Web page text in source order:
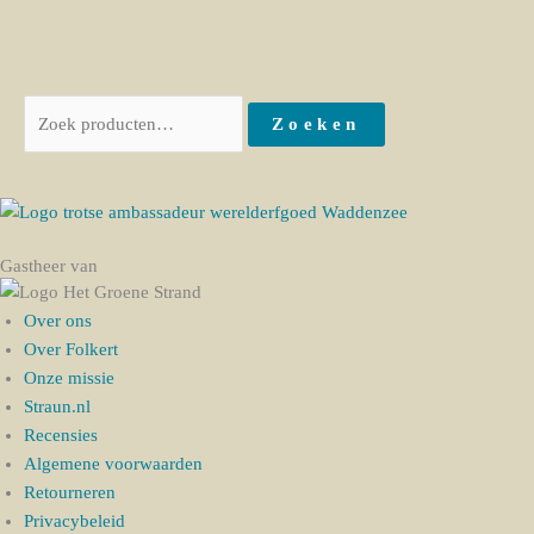
Zoeken
Gastheer van
Over ons
Over Folkert
Onze missie
Straun.nl
Recensies
Algemene voorwaarden
Retourneren
Privacybeleid